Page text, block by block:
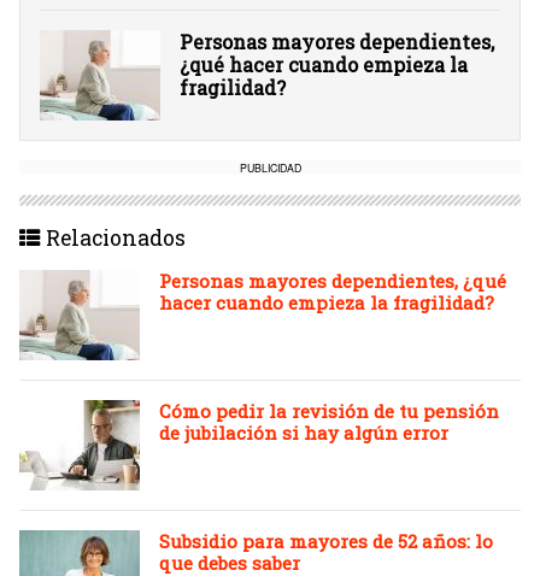
Personas mayores dependientes,
¿qué hacer cuando empieza la
fragilidad?
PUBLICIDAD
Relacionados
Personas mayores dependientes, ¿qué
hacer cuando empieza la fragilidad?
Cómo pedir la revisión de tu pensión
de jubilación si hay algún error
Subsidio para mayores de 52 años: lo
que debes saber